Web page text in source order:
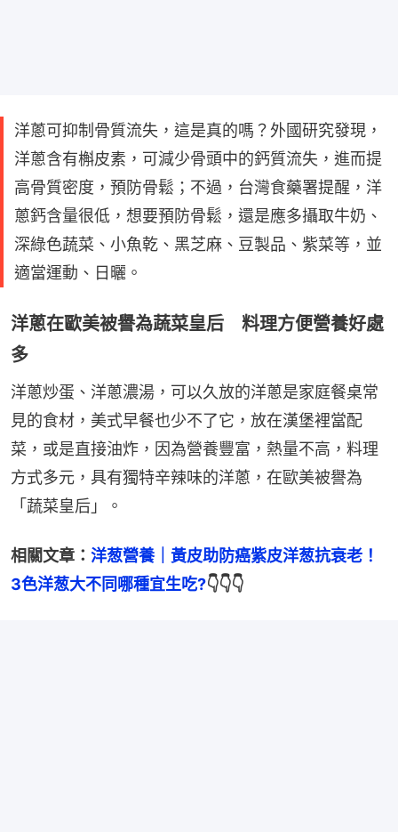
洋蔥可抑制骨質流失，這是真的嗎？外國研究發現，
洋蔥含有槲皮素，可減少骨頭中的鈣質流失，進而提
高骨質密度，預防骨鬆；不過，台灣食藥署提醒，洋
蔥鈣含量很低，想要預防骨鬆，還是應多攝取牛奶、
深綠色蔬菜、小魚乾、黑芝麻、豆製品、紫菜等，並
適當運動、日曬。
洋蔥在歐美被譽為蔬菜皇后 料理方便營養好處
多
洋蔥炒蛋、洋蔥濃湯，可以久放的洋蔥是家庭餐桌常
見的食材，美式早餐也少不了它，放在漢堡裡當配
菜，或是直接油炸，因為營養豐富，熱量不高，料理
方式多元，具有獨特辛辣味的洋蔥，在歐美被譽為
「蔬菜皇后」。
相關文章： 洋葱營養｜黃皮助防癌紫皮洋葱抗衰老！
3色洋葱大不同哪種宜生吃?👇👇👇